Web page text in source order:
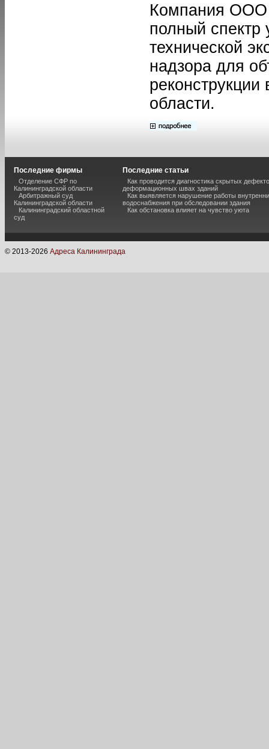
Компания ООО
полный спектр
технической
надзора для
области.
Последние фирмы
Отделение СФР по
Калининградской области
Арбитражный суд
Калининградской области
Калининградский областной
суд
Последние статьи
Как проводится диагностика скрытых
деформационных швах зданий
Как выявляется нарушение работы
водоснабжения при обследовании здания
Как обстановка влияет на чувство уюта
© 2013-2026 Адреса Калининграда